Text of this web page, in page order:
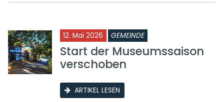
12. Mai 2026 GEMEINDE
Start der Museumssaison
verschoben
ARTIKEL LESEN